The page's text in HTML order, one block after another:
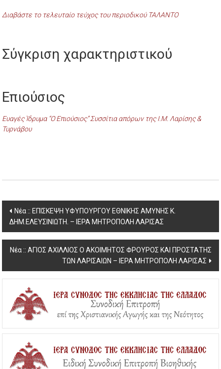
Διαβάστε το τελευταίο τεύχος του περιοδικού ΤΑΛΑΝΤΟ
Σύγκριση χαρακτηριστικού
Επιούσιος
Ευαγές Ίδρυμα “Ο Επιούσιος” Συσσίτια απόρων της Ι.Μ. Λαρίσης &
Τυρνάβου
Post
navigation
Νέα :: ΕΠΙΣΚΕΨΗ ΥΦΥΠΟΥΡΓΟΥ ΕΘΝΙΚΗΣ ΑΜΥΝΗΣ Κ.
ΔΗΜ.ΕΛΕΥΣΙΝΙΩΤΗ. – ΙΕΡΑ ΜΗΤΡΟΠΟΛΗ ΛΑΡΙΣΑΣ
Νέα :: ΑΓΙΟΣ ΑΧΙΛΛΙΟΣ Ο ΑΚΟΙΜΗΤΟΣ ΦΡΟΥΡΟΣ ΚΑΙ ΠΡΟΣΤΑΤΗΣ
ΤΩΝ ΛΑΡΙΣΑΙΩΝ – ΙΕΡΑ ΜΗΤΡΟΠΟΛΗ ΛΑΡΙΣΑΣ